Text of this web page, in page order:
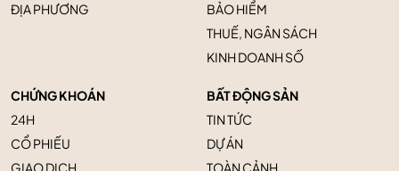
ĐỊA PHƯƠNG
BẢO HIỂM
THUẾ, NGÂN SÁCH
KINH DOANH SỐ
CHỨNG KHOÁN
24H
CỔ PHIẾU
GIAO DỊCH
BẤT ĐỘNG SẢN
TIN TỨC
DỰ ÁN
TOÀN CẢNH